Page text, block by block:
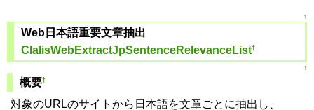
↑
Web日本語重要文章抽出
ClalisWebExtractJpSentenceRelevanceList†
↑
概要†
対象のURLのサイトから日本語を文章ごとに抽出し、